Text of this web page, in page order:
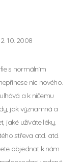
10. 2008
s normálním
nic nového.
a k ničemu
jak významná a
jaké užíváte léky,
střeva atd. atd.
objednat k nám